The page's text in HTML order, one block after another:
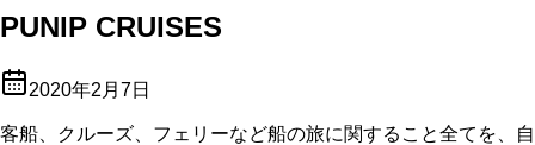
PUNIP CRUISES
2020年2月7日
客船、クルーズ、フェリーなど船の旅に関すること全てを、自